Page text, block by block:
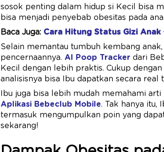
sosok penting dalam hidup si Kecil bisa
bisa menjadi penyebab obesitas pada
Baca Juga: Cara Hitung Status Gizi Anak
Selain memantau tumbuh kembang
pencernaannya. AI Poop Tracker dari
Kecil dengan lebih praktis. Cukup
analisisnya bisa Ibu dapatkan secara real
Ibu juga bisa lebih mudah memahami
Aplikasi Bebeclub Mobile. Tak hanya itu,
termasuk mengumpulkan poin yang
sekarang!